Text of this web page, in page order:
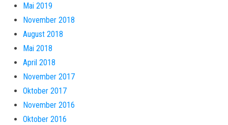
Mai 2019
November 2018
August 2018
Mai 2018
April 2018
November 2017
Oktober 2017
November 2016
Oktober 2016